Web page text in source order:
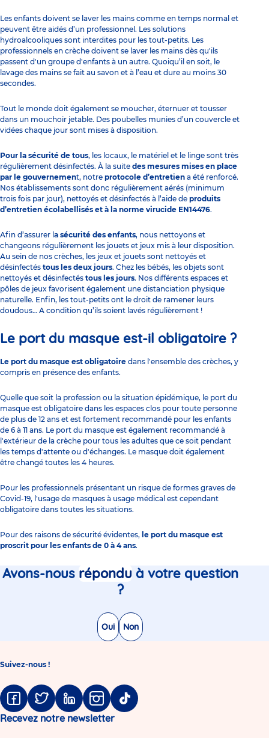
Les enfants doivent se laver les mains comme en temps normal et
peuvent être aidés d’un professionnel. Les solutions
hydroalcooliques sont interdites pour les tout-petits. Les
professionnels en crèche doivent se laver les mains dès qu'ils
passent d'un groupe d'enfants à un autre. Quoiqu’il en soit, le
lavage des mains se fait au savon et à l’eau et dure au moins 30
secondes.
Tout le monde doit également se moucher, éternuer et tousser
dans un mouchoir jetable. Des poubelles munies d’un couvercle et
vidées chaque jour sont mises à disposition.
Pour la sécurité de tous, les locaux, le matériel et le linge sont très
régulièrement désinfectés. À la suite des mesures mises en place
par le gouvernement, notre protocole d’entretien a été renforcé.
Nos établissements sont donc régulièrement aérés (minimum
trois fois par jour), nettoyés et désinfectés à l’aide de produits
d’entretien écolabellisés et à la norme virucide EN14476.
Afin d’assurer l a sécurité des enfants, nous nettoyons et
changeons régulièrement les jouets et jeux mis à leur disposition.
Au sein de nos crèches, les jeux et jouets sont nettoyés et
désinfectés tous les deux jours. Chez les bébés, les objets sont
nettoyés et désinfectés tous les jours. Nos différents espaces et
pôles de jeux favorisent également une distanciation physique
naturelle. Enfin, les tout-petits ont le droit de ramener leurs
doudous… A condition qu’ils soient lavés régulièrement !
Le port du masque est-il obligatoire ?
Le port du masque est obligatoire dans l'ensemble des crèches, y
compris en présence des enfants.
Quelle que soit la profession ou la situation épidémique, le port du
masque est obligatoire dans les espaces clos pour toute personne
de plus de 12 ans et est fortement recommandé pour les enfants
de 6 à 11 ans. Le port du masque est également recommandé à
l'extérieur de la crèche pour tous les adultes que ce soit pendant
les temps d'attente ou d'échanges. Le masque doit également
être changé toutes les 4 heures.
Pour les professionnels présentant un risque de formes graves de
Covid-19, l'usage de masques à usage médical est cependant
obligatoire dans toutes les situations.
Pour des raisons de sécurité évidentes, le port du masque est
proscrit pour les enfants de 0 à 4 ans.
Avons-nous réponduà votre question
?
Non
Oui
Suivez-nous !
Facebook
TwitterLinkedinInstagram
Tiktok
Recevez notre newsletter